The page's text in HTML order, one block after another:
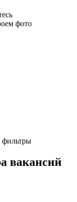
фото
фильтры
вакансий